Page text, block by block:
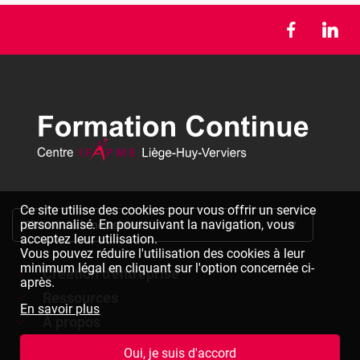
Ce site utilise des cookies pour vous offrir un service
personnalisé. En poursuivant la navigation, vous
acceptez leur utilisation.
Vous pouvez réduire l'utilisation des cookies à leur
minimum légal en cliquant sur l'option concernée ci-
après.
En savoir plus
Oui, je suis d'accord
S'inscrire à la newsletter
Création d'entreprise
Formations à la création d'entreprise
Chèques formation à la création d'entreprise
Bulletin d'inscription à télécharger
À propos